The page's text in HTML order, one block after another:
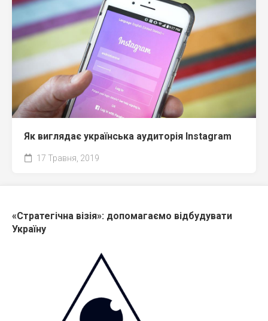
Як виглядає українська аудиторія Instagram
17 Травня, 2019
«Стратегічна візія»: допомагаємо відбудувати
Україну